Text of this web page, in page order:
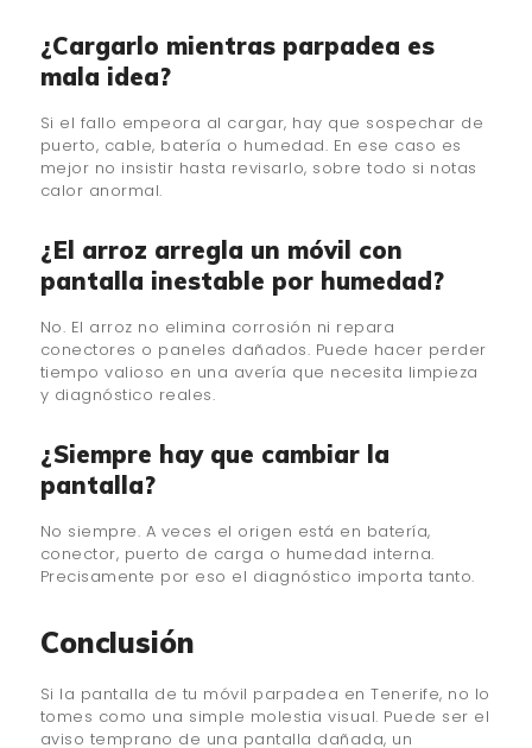
¿Cargarlo mientras parpadea es
mala idea?
Si el fallo empeora al cargar, hay que sospechar de
puerto, cable, batería o humedad. En ese caso es
mejor no insistir hasta revisarlo, sobre todo si notas
calor anormal.
¿El arroz arregla un móvil con
pantalla inestable por humedad?
No. El arroz no elimina corrosión ni repara
conectores o paneles dañados. Puede hacer perder
tiempo valioso en una avería que necesita limpieza
y diagnóstico reales.
¿Siempre hay que cambiar la
pantalla?
No siempre. A veces el origen está en batería,
conector, puerto de carga o humedad interna.
Precisamente por eso el diagnóstico importa tanto.
Conclusión
Si la pantalla de tu móvil parpadea en Tenerife, no lo
tomes como una simple molestia visual. Puede ser el
aviso temprano de una pantalla dañada, un